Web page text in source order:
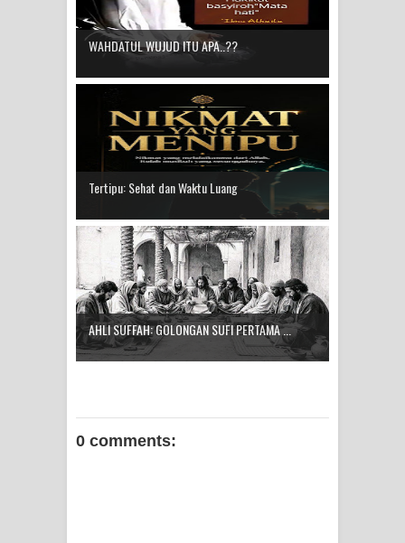
WAHDATUL WUJUD ITU APA..??
Tertipu: Sehat dan Waktu Luang
AHLI SUFFAH: GOLONGAN SUFI PERTAMA ...
0 comments: